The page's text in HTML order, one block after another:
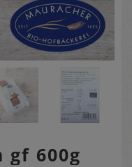
gf 600g